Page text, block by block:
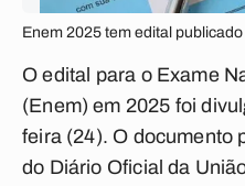
Enem 2025 tem edital
O edital para o Exame
(Enem) em 2025 foi
feira (24). O documento
do Diário Oficial da